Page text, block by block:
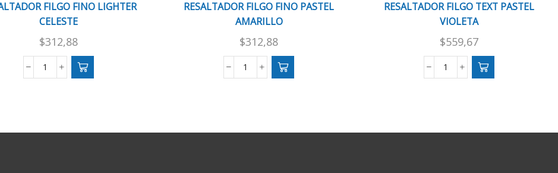
FILGO FINO LIGHTER
CELESTE
$312,88
RESALTADOR
cantidad
RESALTADOR FILGO FINO PASTEL
AMARILLO
$312,88
RESALTADOR
cantidad
RESALTADOR FILGO TEXT PASTEL
VIOLETA
$559,67
RESALTADOR
cantidad